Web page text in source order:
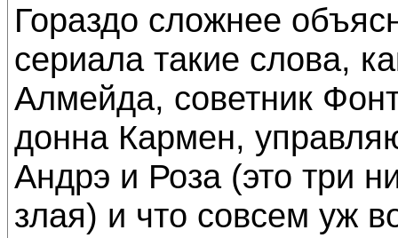
Гораздо сложнее
сериала такие слова,
Алмейда, советник
донна Кармен,
Андрэ и Роза (это три
злая) и что совсем уж